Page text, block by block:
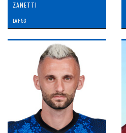
ZANETTI
LAT: 53